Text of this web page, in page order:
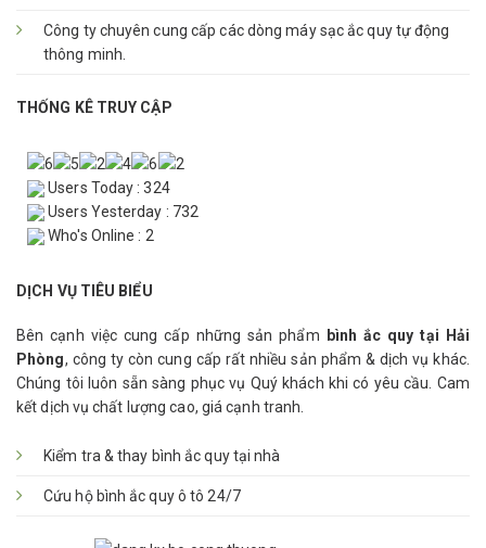
Công ty chuyên cung cấp các dòng máy sạc ắc quy tự động
thông minh.
THỐNG KÊ TRUY CẬP
Users Today : 324
Users Yesterday : 732
Who's Online : 2
DỊCH VỤ TIÊU BIỂU
Bên cạnh việc cung cấp những sản phẩm
bình ắc quy tại Hải
Phòng, công ty còn cung cấp rất nhiều sản phẩm & dịch vụ khác.
Chúng tôi luôn sẵn sàng phục vụ Quý khách khi có yêu cầu. Cam
kết dịch vụ chất lượng cao, giá cạnh tranh.
Kiểm tra & thay bình ắc quy tại nhà
Cứu hộ bình ắc quy ô tô 24/7